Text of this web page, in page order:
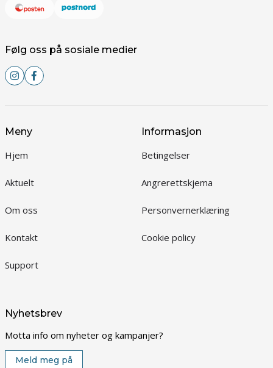
Følg oss på sosiale medier
Meny
Hjem
Aktuelt
Om oss
Kontakt
Support
Informasjon
Betingelser
Angrerettskjema
Personvernerklæring
Cookie policy
Nyhetsbrev
Motta info om nyheter og kampanjer?
Meld meg på